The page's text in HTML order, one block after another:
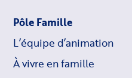
Pôle Famille
L’équipe d’animation
À vivre en famille